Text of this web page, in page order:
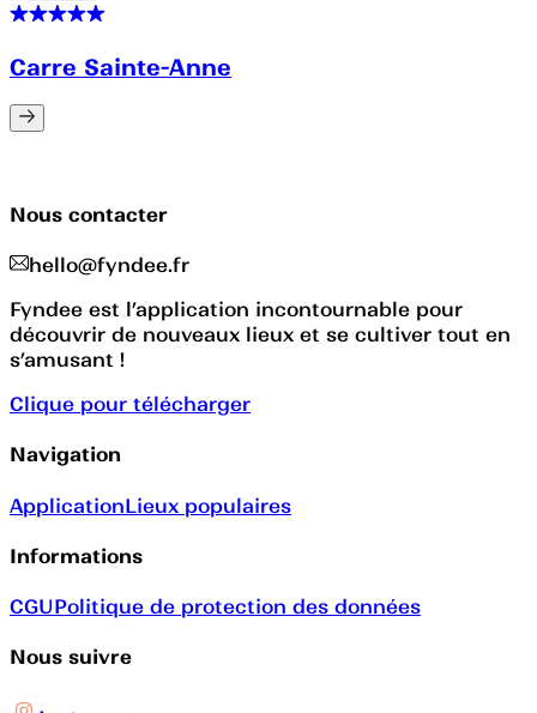
Carre Sainte-Anne
Nous contacter
hello@fyndee.fr
Fyndee est l’application incontournable pour
découvrir de nouveaux lieux et se cultiver tout en
s’amusant !
Clique pour télécharger
Navigation
ApplicationLieux populaires
Informations
CGUPolitique de protection des données
Nous suivre